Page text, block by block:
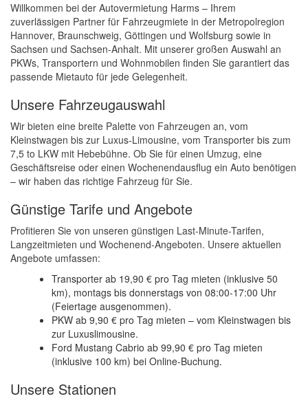
Willkommen bei der Autovermietung Harms – Ihrem
zuverlässigen Partner für Fahrzeugmiete in der Metropolregion
Hannover, Braunschweig, Göttingen und Wolfsburg sowie in
Sachsen und Sachsen-Anhalt. Mit unserer großen Auswahl an
PKWs, Transportern und Wohnmobilen finden Sie garantiert das
passende Mietauto für jede Gelegenheit.
Unsere Fahrzeugauswahl
Wir bieten eine breite Palette von Fahrzeugen an, vom
Kleinstwagen bis zur Luxus-Limousine, vom Transporter bis zum
7,5 to LKW mit Hebebühne. Ob Sie für einen Umzug, eine
Geschäftsreise oder einen Wochenendausflug ein Auto benötigen
– wir haben das richtige Fahrzeug für Sie.
Günstige Tarife und Angebote
Profitieren Sie von unseren günstigen Last-Minute-Tarifen,
Langzeitmieten und Wochenend-Angeboten. Unsere aktuellen
Angebote umfassen:
Transporter ab 19,90 € pro Tag mieten (inklusive 50
km), montags bis donnerstags von 08:00-17:00 Uhr
(Feiertage ausgenommen).
PKW ab 9,90 € pro Tag mieten – vom Kleinstwagen bis
zur Luxuslimousine.
Ford Mustang Cabrio ab 99,90 € pro Tag mieten
(inklusive 100 km) bei Online-Buchung.
Unsere Stationen